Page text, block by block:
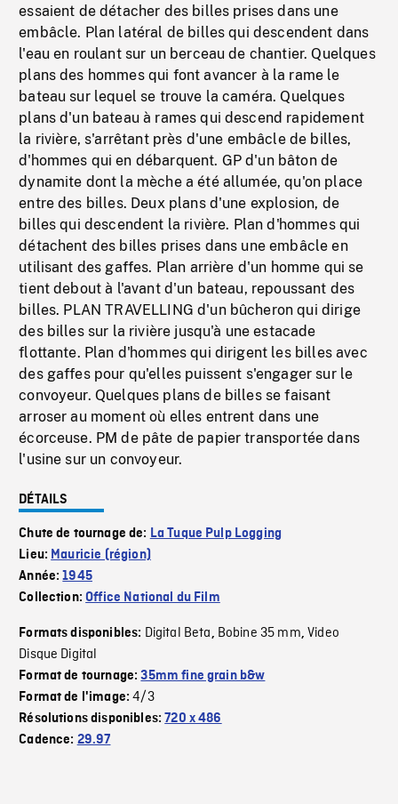
essaient de détacher des billes prises dans une
embâcle. Plan latéral de billes qui descendent dans
l'eau en roulant sur un berceau de chantier. Quelques
plans des hommes qui font avancer à la rame le
bateau sur lequel se trouve la caméra. Quelques
plans d'un bateau à rames qui descend rapidement
la rivière, s'arrêtant près d'une embâcle de billes,
d'hommes qui en débarquent. GP d'un bâton de
dynamite dont la mèche a été allumée, qu'on place
entre des billes. Deux plans d'une explosion, de
billes qui descendent la rivière. Plan d'hommes qui
détachent des billes prises dans une embâcle en
utilisant des gaffes. Plan arrière d'un homme qui se
tient debout à l'avant d'un bateau, repoussant des
billes. PLAN TRAVELLING d'un bûcheron qui dirige
des billes sur la rivière jusqu'à une estacade
flottante. Plan d'hommes qui dirigent les billes avec
des gaffes pour qu'elles puissent s'engager sur le
convoyeur. Quelques plans de billes se faisant
arroser au moment où elles entrent dans une
écorceuse. PM de pâte de papier transportée dans
l'usine sur un convoyeur.
DÉTAILS
Chute de tournage de: La Tuque Pulp Logging
Lieu: Mauricie (région)
Année:1945
Collection:Office National du Film
Formats disponibles: Digital Beta, Bobine 35 mm,Video
Disque Digital
Format de tournage:35mm fine grain b&w
Format de l'image:4/3
Résolutions disponibles:720 x 486
Cadence: 29.97